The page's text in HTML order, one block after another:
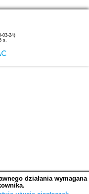
03-24)
s.
działania wymagana